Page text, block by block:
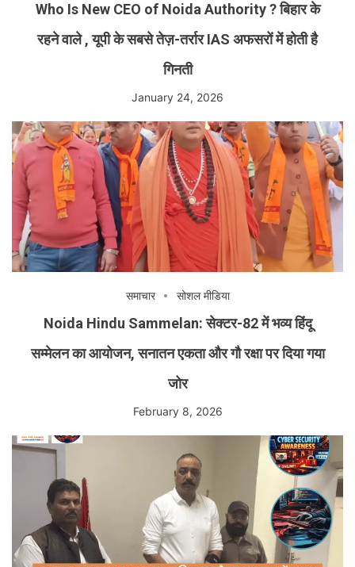
Who Is New CEO of Noida Authority ? बिहार के
रहने वाले , यूपी के सबसे तेज़-तर्रार IAS अफसरों में होती है
गिनती
January 24, 2026
समाचार सोशल मीडिया
Noida Hindu Sammelan: सेक्टर-82 में भव्य हिंदू
सम्मेलन का आयोजन, सनातन एकता और गौ रक्षा पर दिया गया
जोर
February 8, 2026